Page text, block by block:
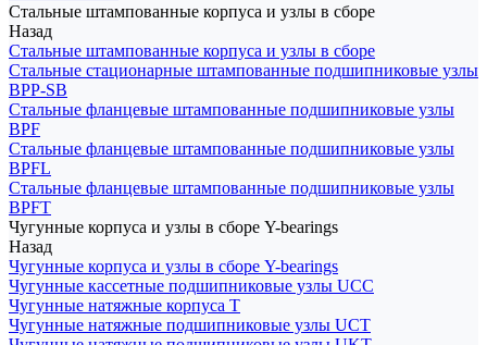
Стальные штампованные корпуса и узлы в сборе
Назад
Стальные штампованные корпуса и узлы в сборе
Стальные стационарные штампованные подшипниковые узлы
BPP-SB
Стальные фланцевые штампованные подшипниковые узлы
BPF
Стальные фланцевые штампованные подшипниковые узлы
BPFL
Стальные фланцевые штампованные подшипниковые узлы
BPFT
Чугунные корпуса и узлы в сборе Y-bearings
Назад
Чугунные корпуса и узлы в сборе Y-bearings
Чугунные кассетные подшипниковые узлы UCC
Чугунные натяжные корпуса T
Чугунные натяжные подшипниковые узлы UCT